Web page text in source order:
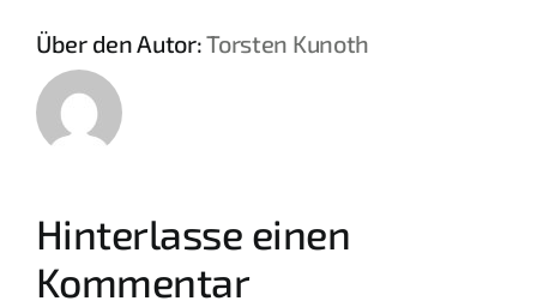
Über den Autor:Torsten Kunoth
Hinterlasse einen
Kommentar